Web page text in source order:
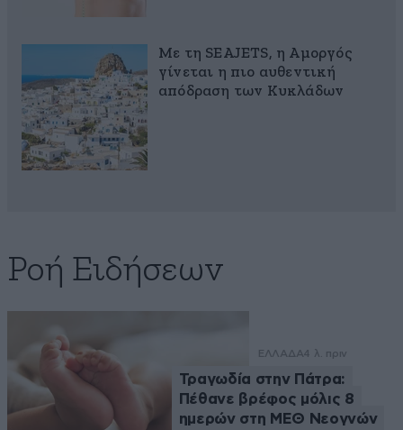
Με τη SEAJETS, η Αμοργός
γίνεται η πιο αυθεντική
απόδραση των Κυκλάδων
Ροή Ειδήσεων
ΕΛΛΑΔΑ4 λ. πριν
Τραγωδία στην Πάτρα:
Πέθανε βρέφος μόλις 8
ημερών στη ΜΕΘ Νεογνών